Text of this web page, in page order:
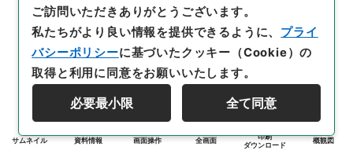
サムネイル 資料情報 画面操作 全画面
印刷
ダウンロード
概観図
ご訪問いただきありがとうございます。
私たちがより良い情報を提供できるように、 プライ
バシーポリシーに基づいたクッキー（Cookie）の
取得と利用に同意をお願いいたします。
必要最小限 全て同意